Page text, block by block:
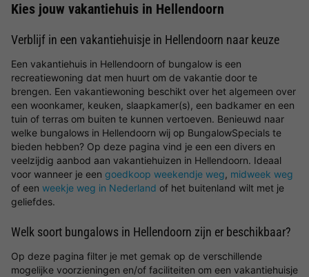
Kies jouw vakantiehuis in Hellendoorn
Verblijf in een vakantiehuisje in Hellendoorn naar keuze
Een vakantiehuis in Hellendoorn of bungalow is een
recreatiewoning dat men huurt om de vakantie door te
brengen. Een vakantiewoning beschikt over het algemeen over
een woonkamer, keuken, slaapkamer(s), een badkamer en een
tuin of terras om buiten te kunnen vertoeven. Benieuwd naar
welke bungalows in Hellendoorn wij op BungalowSpecials te
bieden hebben? Op deze pagina vind je een een divers en
veelzijdig aanbod aan vakantiehuizen in Hellendoorn. Ideaal
voor wanneer je een goedkoop weekendje weg, midweek weg
of een weekje weg in Nederland of het buitenland wilt met je
geliefdes.
Welk soort bungalows in Hellendoorn zijn er beschikbaar?
Op deze pagina filter je met gemak op de verschillende
mogelijke voorzieningen en/of faciliteiten om een vakantiehuisje